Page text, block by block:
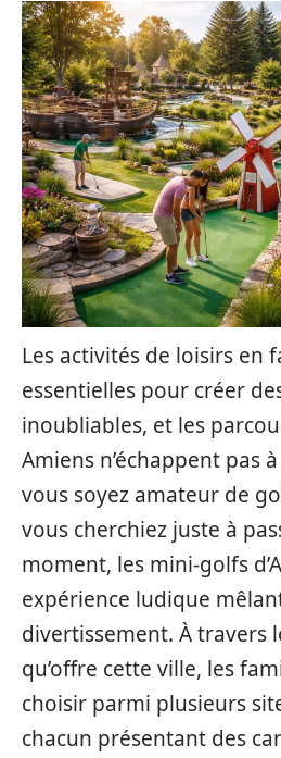
Les activités de loisirs en
essentielles pour créer
inoubliables, et les
Amiens n’échappent pas
vous soyez amateur de
vous cherchiez juste à
moment, les mini-golfs
expérience ludique
divertissement. À travers
qu’offre cette ville, les
choisir parmi plusieurs
chacun présentant des